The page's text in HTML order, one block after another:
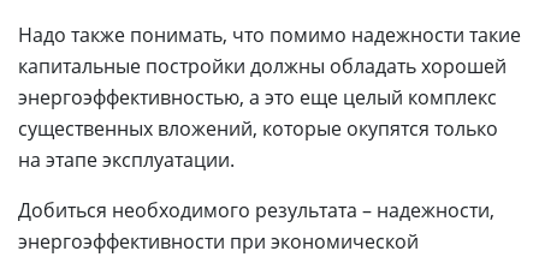
Надо также понимать, что помимо надежности такие
капитальные постройки должны обладать хорошей
энергоэффективностью, а это еще целый комплекс
существенных вложений, которые окупятся только
на этапе эксплуатации.
Добиться необходимого результата – надежности,
энергоэффективности при экономической